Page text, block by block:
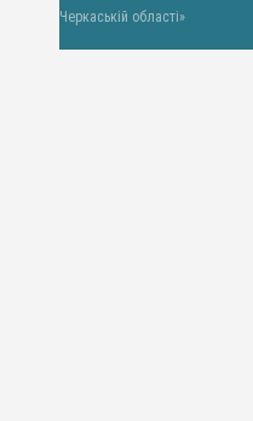
Черкаській області»